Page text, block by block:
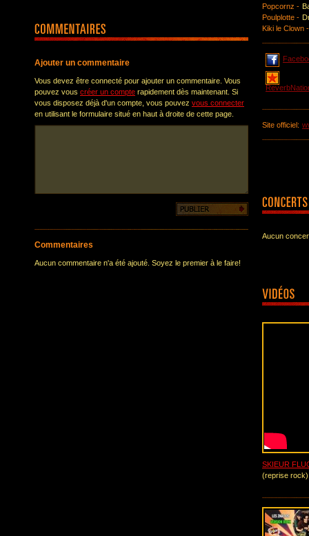
Ajouter un commentaire
Vous devez être connecté pour ajouter un commentaire. Vous
pouvez vous créer un compte rapidement dès maintenant. Si
vous disposez déjà d'un compte, vous pouvez vous connecter
en utilisant le formulaire situé en haut à droite de cette page.
Commentaires
Aucun commentaire n'a été ajouté. Soyez le premier à le faire!
Popcornz -
Poulplotte -
Kiki le Clown -
Site officiel:
Aucun
SKIEUR
(reprise